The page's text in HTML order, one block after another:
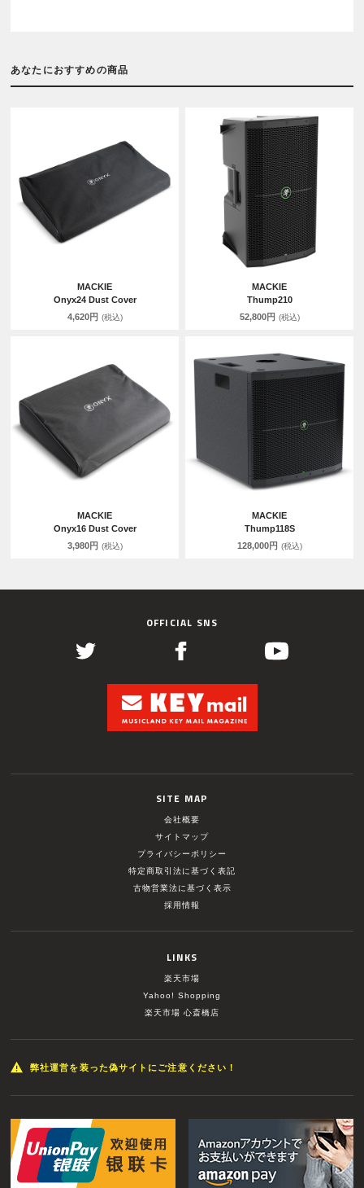
あなたにおすすめの商品
MACKIE
Onyx24 Dust Cover
4,620円 (税込)
MACKIE
Thump210
52,800円 (税込)
MACKIE
Onyx16 Dust Cover
3,980円 (税込)
MACKIE
Thump118S
128,000円 (税込)
OFFICIAL SNS
SITE MAP
会社概要
サイトマップ
プライバシーポリシー
特定商取引法に基づく表記
古物営業法に基づく表示
採用情報
LINKS
楽天市場
Yahoo! Shopping
楽天市場 心斎橋店
弊社運営を装った偽サイトにご注意ください！